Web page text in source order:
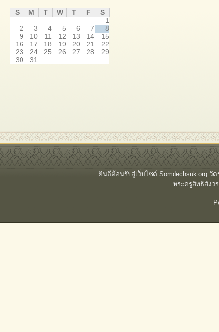
S M T W T F
S
1
2
3 4 5 6 7
8
9
10 11 12 13 14
15
16
17 18 19 20 21
22
23
24 25 26 27 28
29
30
31
ยินดีต้อนรับสู่เว็บไซต์ Somdechsuk.org วั
พระครูสิทธิสัง